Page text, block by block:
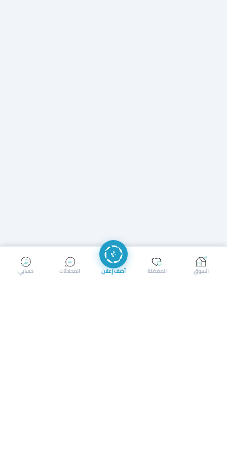
إرسال رسالة إجراء مكالمة
حسابي المحادثات أضف إعلان المفضلة السوق